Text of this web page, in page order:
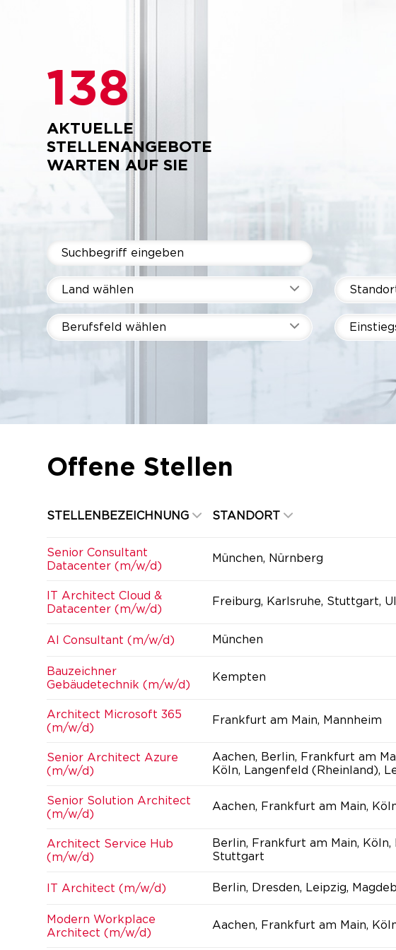
138
AKTUELLE
STELLENANGEBOTE
WARTEN AUF SIE
Land wählen
Berufsfeld wählen
Offene Stellen
STELLENBEZEICHNUNG STANDORT
Senior Consultant
Datacenter (m/w/d)
München, Nürnberg
IT Architect Cloud &
Datacenter (m/w/d)
Freiburg, Karlsruhe, Stuttgart,
AI Consultant (m/w/d) München
Bauzeichner
Gebäudetechnik (m/w/d)
Kempten
Architect Microsoft 365
(m/w/d)
Frankfurt am Main, Mannheim
Senior Architect Azure
(m/w/d)
Aachen, Berlin, Frankfurt am
Köln, Langenfeld (Rheinland),
Senior Solution Architect
(m/w/d)
Aachen, Frankfurt am Main,
Architect Service Hub
(m/w/d)
Berlin, Frankfurt am Main, Köln,
Stuttgart
IT Architect (m/w/d) Berlin, Dresden, Leipzig,
Modern Workplace
Architect (m/w/d)
Aachen, Frankfurt am Main,